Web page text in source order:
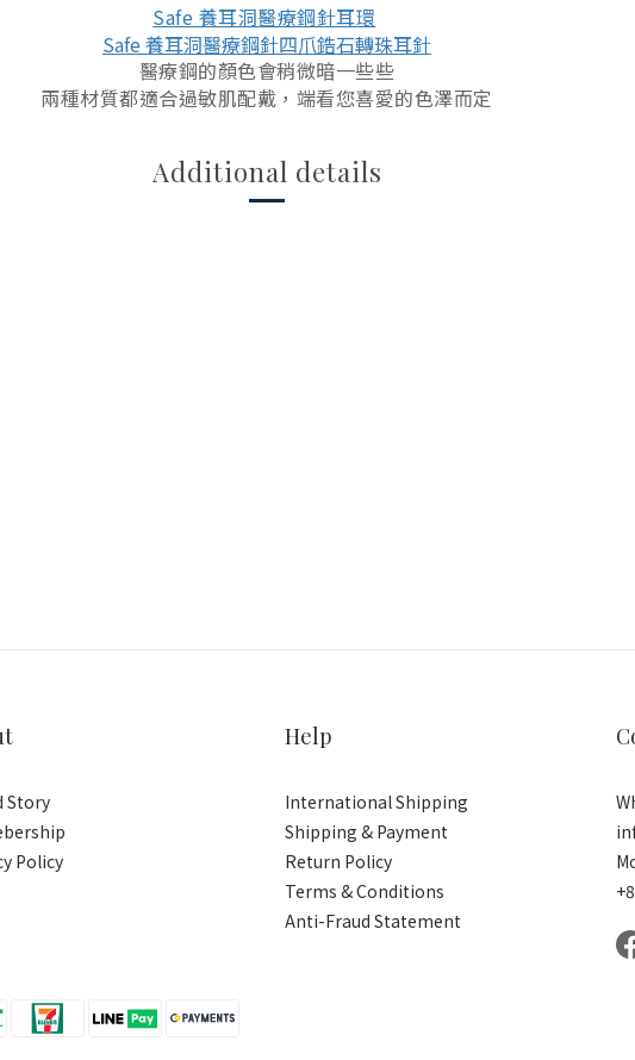
Safe 養耳洞醫療鋼針耳環
Safe 養耳洞醫療鋼針四爪鋯石轉珠耳針
醫療鋼的顏色會稍微暗一些些
兩種材質都適合過敏肌配戴，端看您喜愛的色澤而定
Additional details
Story
Policy
Help
International Shipping
Shipping & Payment
Return Policy
Terms & Conditions
Anti-Fraud Statement